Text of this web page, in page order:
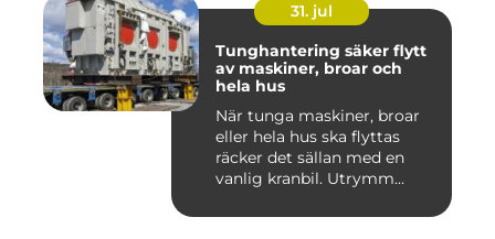
31. jul
Tunghantering säker flytt
av maskiner, broar och
hela hus
När tunga maskiner, broar
eller hela hus ska flyttas
räcker det sällan med en
vanlig kranbil. Utrymm...